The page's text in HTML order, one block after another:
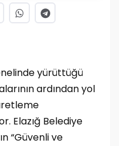
yürüttüğü
ardından yol
Elazığ Belediye
“Güvenli ve